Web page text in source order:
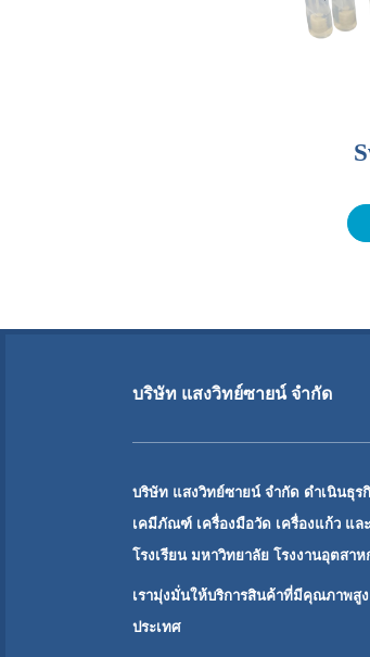
บริษัท แสงวิทย์ซายน์ จำกัด
บริษัท แสงวิทย์ซายน์ จำกัด ดำเนินธุร
เคมีภัณฑ์ เครื่องมือวัด เครื่องแก้ว แ
โรงเรียน มหาวิทยาลัย โรงงานอุตสา
เรามุ่งมั่นให้บริการสินค้าที่มีคุณภาพสู
ประเทศ